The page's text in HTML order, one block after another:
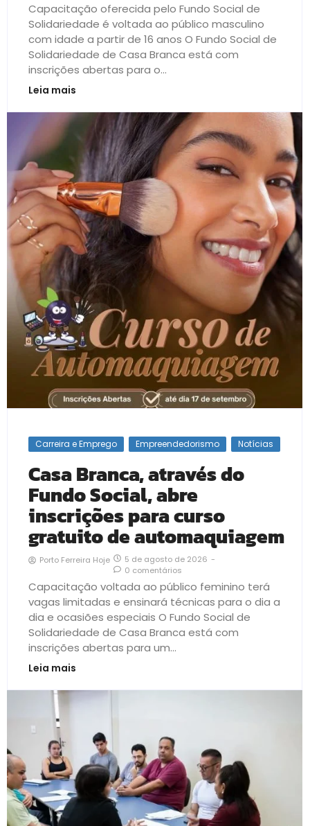
Capacitação oferecida pelo Fundo Social de
Solidariedade é voltada ao público masculino
com idade a partir de 16 anos O Fundo Social de
Solidariedade de Casa Branca está com
inscrições abertas para o...
Leia mais
Carreira e Emprego Empreendedorismo Notícias
Casa Branca, através do
Fundo Social, abre
inscrições para curso
gratuito de automaquiagem
Porto Ferreira Hoje 5 de agosto de 2026 -
0 comentários
Capacitação voltada ao público feminino terá
vagas limitadas e ensinará técnicas para o dia a
dia e ocasiões especiais O Fundo Social de
Solidariedade de Casa Branca está com
inscrições abertas para um...
Leia mais